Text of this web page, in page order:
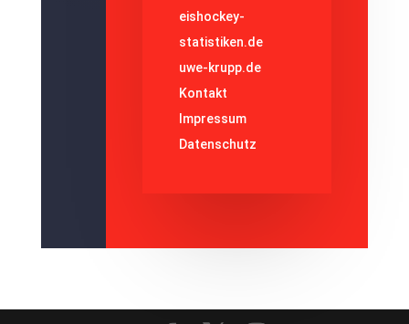
eishockey-
statistiken.de
uwe-krupp.de
Kontakt
Impressum
Datenschutz